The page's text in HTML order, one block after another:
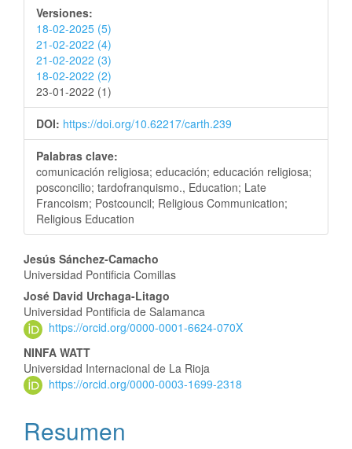
Versiones:
18-02-2025 (5)
21-02-2022 (4)
21-02-2022 (3)
18-02-2022 (2)
23-01-2022 (1)
DOI: https://doi.org/10.62217/carth.239
Palabras clave:
comunicación religiosa; educación; educación religiosa;
posconcilio; tardofranquismo., Education; Late
Francoism; Postcouncil; Religious Communication;
Religious Education
Jesús Sánchez-Camacho
Universidad Pontificia Comillas
José David Urchaga-Litago
Universidad Pontificia de Salamanca
https://orcid.org/0000-0001-6624-070X
NINFA WATT
Universidad Internacional de La Rioja
https://orcid.org/0000-0003-1699-2318
Resumen